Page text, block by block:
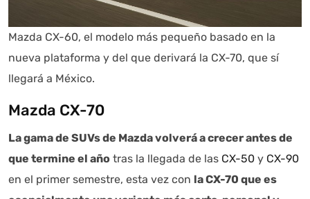
Mazda CX-60, el modelo más pequeño basado en la
nueva plataforma y del que derivará la CX-70, que sí
llegará a México.
Mazda CX-70
La gama de SUVs de Mazda volverá a crecer antes de
que termine el año tras la llegada de las CX-50 y CX-90
en el primer semestre, esta vez con la CX-70 que es